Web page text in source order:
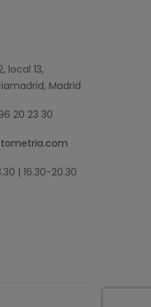
local 13,
Madrid
20 23 30
| 16.30-20.30